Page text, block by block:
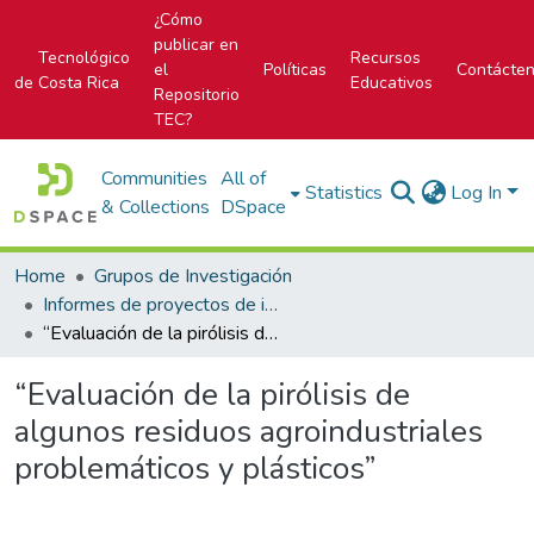
Tecnológico
de Costa Rica
¿Cómo
publicar en
el
Repositorio
TEC?
Políticas
Recursos
Educativos
Communities
& Collections
All of
DSpace
Statistics Log In
Home
Grupos de Investigación
Informes de proyectos de investigación
“Evaluación de la pirólisis de algunos residuos agroindustriales problemáticos y plásticos”
“Evaluación de la pirólisis de
algunos residuos agroindustriales
problemáticos y plásticos”